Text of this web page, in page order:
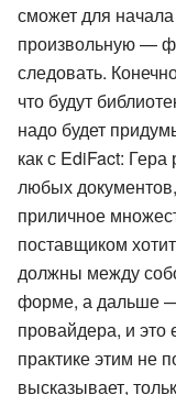
сможет для
произвольную —
следовать.
что будут
надо будет
как с EdiFact: Гера
любых
приличное
поставщиком
должны между
форме, а дальше
провайдера, и это
практике этим не
высказывает,